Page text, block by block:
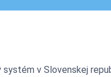
v Slovenskej